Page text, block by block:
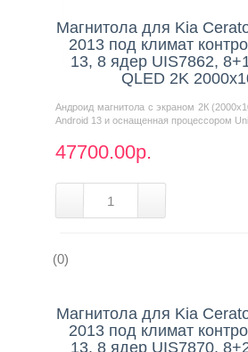
Магнитола для Kia
2013 под климат
13, 8 ядер UIS7862,
QLED 2K
Андроид магнитола с экраном 2К
Android 13 и оснащенная процессором
47700.00р.
(0)
Магнитола для Kia
2013 под климат
13, 8 ядер UIS7870,